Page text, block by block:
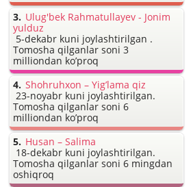
Ulug'bek Rahmatullayev - Jonim
yulduz
5-dekabr kuni joylashtirilgan .
Tomosha qilganlar soni 3
milliondan ko’proq
Shohruhxon – Yig’lama qiz
23-noyabr kuni joylashtirilgan.
Tomosha qilganlar soni 6
milliondan ko’proq
Husan – Salima
18-dekabr kuni joylashtirilgan.
Tomosha qilganlar soni 6 mingdan
oshiqroq